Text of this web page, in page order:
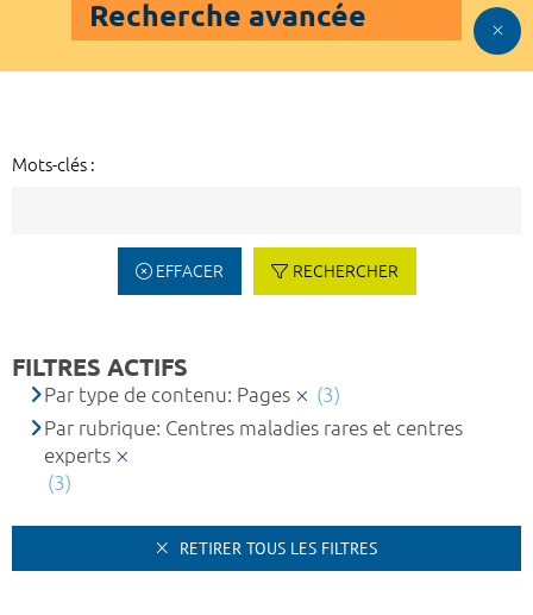
Recherche avancée
Mots-clés :
EFFACER RECHERCHER
FILTRES ACTIFS
Par type de contenu: Pages
(3)
Par rubrique: Centres maladies rares et centres
experts
(3)
RETIRER TOUS LES FILTRES